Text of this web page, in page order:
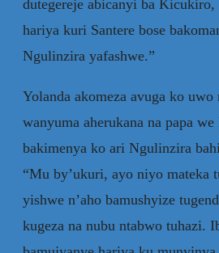
dutegereje abicanyi ba Kicukiro,
hariya kuri Santere bose
Ngulinzira yafashwe.”
Yolanda akomeza avuga ko
wanyuma aherukana na papa
bakimenya ko ari Ngulinzira
“Mu by’ukuri, ayo niyo mateka
yishwe n’aho bamushyize
kugeza na nubu ntabwo tuhazi.